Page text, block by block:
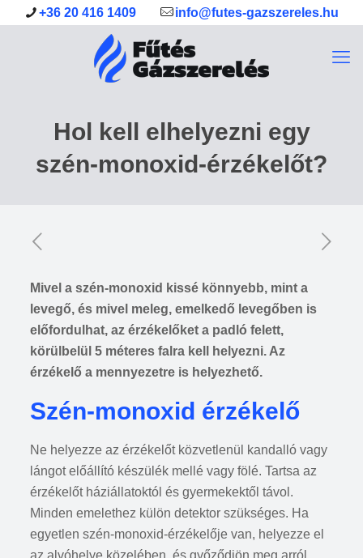
+36 20 416 1409 info@futes-gazszereles.hu
Hol kell elhelyezni egy
szén-monoxid-érzékelőt?
Mivel a szén-monoxid kissé könnyebb, mint a
levegő, és mivel meleg, emelkedő levegőben is
előfordulhat, az érzékelőket a padló felett,
körülbelül 5 méteres falra kell helyezni. Az
érzékelő a mennyezetre is helyezhető.
Szén-monoxid érzékelő
Ne helyezze az érzékelőt közvetlenül kandalló vagy
lángot előállító készülék mellé vagy fölé. Tartsa az
érzékelőt háziállatoktól és gyermekektől távol.
Minden emelethez külön detektor szükséges. Ha
egyetlen szén-monoxid-érzékelője van, helyezze el
az alvóhelye közelében, és győződjön meg arról,